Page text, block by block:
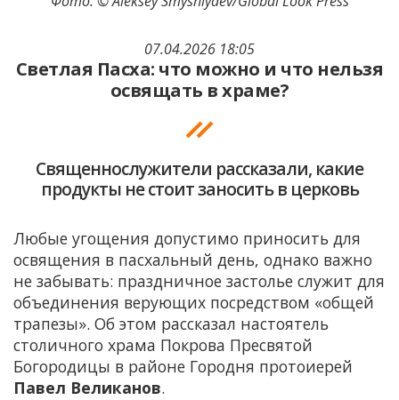
07.04.2026 18:05
Светлая Пасха: что можно и что нельзя
освящать в храме?
Священнослужители рассказали, какие
продукты не стоит заносить в церковь
Любые угощения допустимо приносить для
освящения в пасхальный день, однако важно
не забывать: праздничное застолье служит для
объединения верующих посредством «общей
трапезы». Об этом рассказал настоятель
столичного храма Покрова Пресвятой
Богородицы в районе Городня протоиерей
Павел Великанов.